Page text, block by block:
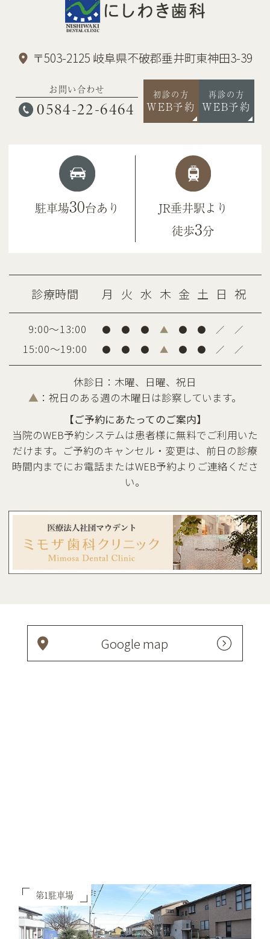
・歯を動かすことで歯根が吸収して短く
なったり、歯ぐきが下がったりすること
があります。
・稀に歯が骨と癒着していて歯が動かな
くなったり、歯の神経が障害を受けたり
することがあります。
裂が入る可能性や、補綴物の一部が破損
する可能性があります。
・装置が外れた後に、保定装置を使用し
ないと後戻りが生じる可能性が高くなり
すことは難しくなります。
〒503-2125 岐阜県不破郡垂井町東神田3-39
お問い合わせ
0584-22-6464
初診の方
WEB予約
再診の方
WEB予約
駐車場30台あり
JR垂井駅より
徒歩3分
診療時間 月 火 水 木 金 土 日 祝
9:00～13:00 ● ● ● ▲ ● ● ／ ／
15:00～19:00 ● ● ● ▲ ● ● ／ ／
休診日：木曜、日曜、祝日
▲ ：祝日のある週の木曜日は診察しています。
【ご予約にあたってのご案内】
当院のWEB予約システムは患者様に無料でご利用いた
だけます。ご予約のキャンセル・変更は、前日の診療
時間内までにお電話またはWEB予約よりご連絡くださ
い。
Google map
第1駐車場